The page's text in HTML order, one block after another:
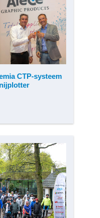
CTP-systeem